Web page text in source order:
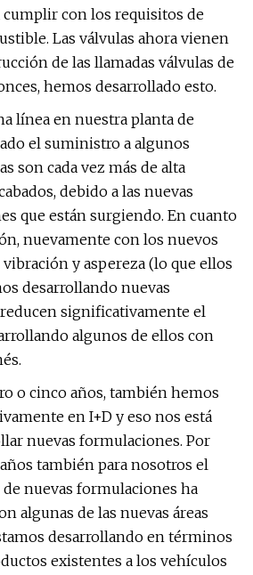
cumplir con los requisitos de
Las válvulas ahora vienen
de las llamadas válvulas de
hemos desarrollado esto.
línea en nuestra planta de
el suministro a algunos
son cada vez más de alta
debido a las nuevas
que están surgiendo. En cuanto
nuevamente con los nuevos
y aspereza (lo que ellos
desarrollando nuevas
significativamente el
algunos de ellos con
o cinco años, también hemos
en I+D y eso nos está
nuevas formulaciones. Por
también para nosotros el
nuevas formulaciones ha
algunas de las nuevas áreas
desarrollando en términos
existentes a los vehículos